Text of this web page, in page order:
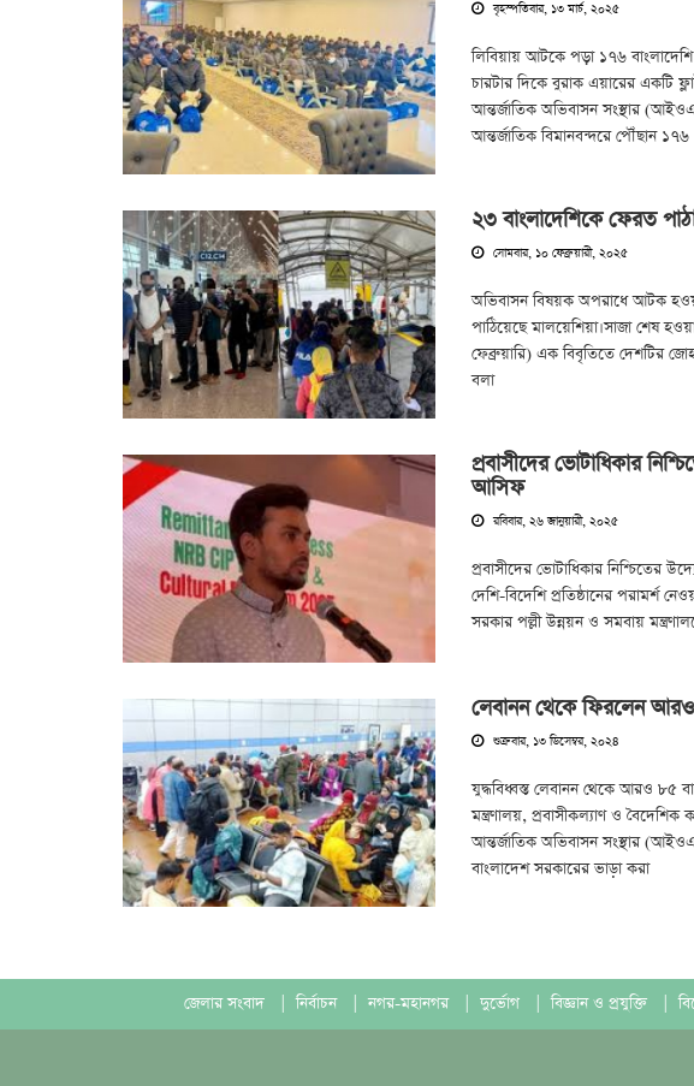
বৃহস্পতিবার, ১৩ মার্চ, ২০২৫
লিবিয়ায় আটকে পড়া ১৭৬
চারটার দিকে বুরাক এয়ারের একটি
আন্তর্জাতিক অভিবাসন সংস্থার
আন্তর্জাতিক বিমানবন্দরে পৌঁছান ১৭৬
২৩ বাংলাদেশিকে ফেরত
সোমবার, ১০ ফেব্রুয়ারী, ২০২৫
অভিবাসন বিষয়ক অপরাধে আটক
পাঠিয়েছে মালয়েশিয়া।সাজা শেষ
ফেব্রুয়ারি) এক বিবৃতিতে দেশটির
বলা
প্রবাসীদের ভোটাধিকার
আসিফ
রবিবার, ২৬ জানুয়ারী, ২০২৫
প্রবাসীদের ভোটাধিকার নিশ্চিতের
দেশি-বিদেশি প্রতিষ্ঠানের পরামর্শ
সরকার পল্লী উন্নয়ন ও সমবায়
লেবানন থেকে ফিরলেন আরও
শুক্রবার, ১৩ ডিসেম্বর, ২০২৪
যুদ্ধবিধ্বস্ত লেবানন থেকে আরও ৮৫
মন্ত্রণালয়, প্রবাসীকল্যাণ ও বৈদেশিক
আন্তর্জাতিক অভিবাসন সংস্থার
বাংলাদেশ সরকারের ভাড়া করা
জেলার সংবাদ নির্বাচন নগর-মহানগর দুর্ভোগ বিজ্ঞান ও প্রযুক্তি